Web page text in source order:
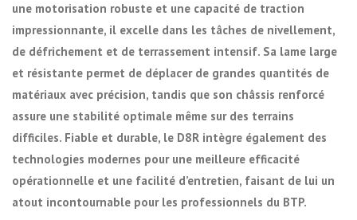
une motorisation robuste et une capacité de traction
impressionnante, il excelle dans les tâches de nivellement,
de défrichement et de terrassement intensif. Sa lame large
et résistante permet de déplacer de grandes quantités de
matériaux avec précision, tandis que son châssis renforcé
assure une stabilité optimale même sur des terrains
difficiles. Fiable et durable, le D8R intègre également des
technologies modernes pour une meilleure efficacité
opérationnelle et une facilité d’entretien, faisant de lui un
atout incontournable pour les professionnels du BTP.